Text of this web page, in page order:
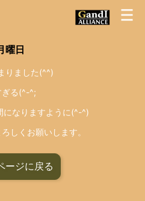
曜日
りました(^^)
ぎる(^-^;
になりますように(^-^)
しくお願いします。
ージに戻る